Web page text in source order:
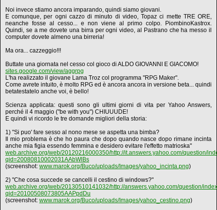
Noi invece stiamo ancora imparando, quindi siamo giovani.
E comunque, per ogni cazzo di minuto di video, Topaz ci mette TRE ORE,
neanche fosse al cesso... e non viene al primo colpo. PiombinoKastrox.
Quindi, se a me dovete una birra per ogni video, al Pastrano che ha messo il
computer dovete almeno una birreria!
Ma ora... cazzeggio!!!
Buttate una giornata nel cesso col gioco di ALDO GIOVANNI E GIACOMO!
sites.google.com/view/aggrpg
L'ha realizzato il giovane Lama Troz col programma "RPG Maker".
Come avrete intuito, è molto RPG ed è ancora ancora in versione beta... quindi
betatestatelo anche voi, è bello!
Scienza applicata: questi sono gli ultimi giorni di vita per Yahoo Answers,
perché il 4 maggio ("be with you") CHIUUUDE!
E quindi vi ricordo le tre domande migliori della storia:
1) "Si puo' fare sesso al nono mese se aspetta una bimba?
Il mio problema è che ho paura che dopo quando nasce dopo rimane incinta
anche mia figia essendo femmina e desidero evitare l'effetto matrioska"
web.archive.org/web/20120216000350/http://it.answers.yahoo.com/question/
qid=20080810002031AAbWlBs
(screenshot: www.marok.org/Buco/uploads/Images/yahoo_incinta.png)
2) "Che cosa succede se cancelli il cestino di windows?"
web.archive.org/web/20130510141032/http://answers.yahoo.com/question/
qid=20100508073805AAPpdDu
(screenshot: www.marok.org/Buco/uploads/Images/yahoo_cestino.png)